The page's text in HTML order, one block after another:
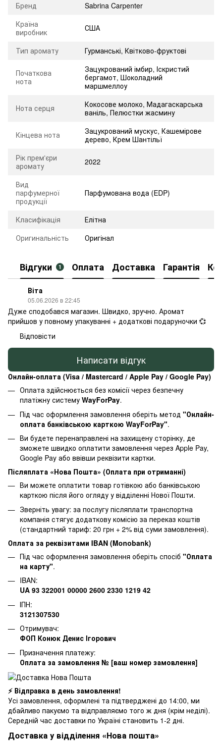
Бренд
Sabrina Carpenter
Країна
виробник
США
Тип аромату Гурманські, Квітково-фруктові
Початкова
нота
Зацукрований імбир, Іскристий
бергамот, Шоколадний
маршмеллоу
Нота серця Кокосове молоко, Мадагаскарська
ваніль, Пелюстки жасмину
Кінцева нота Зацукрований мускус, Кашемірове
дерево, Крем Шантільї
Рік прем'єри
аромату
2022
Вид
парфумерної
продукції
Парфумована вода (EDP)
Класифікація
Елітна
Оригинальність
Оригінал
Відгуки 1 Оплата Доставка Гарантія
Віта
05.06.2026 в 22:45
Дуже сподобався магазин. Швидко, зручно. Аромат
прийшов у повному упакуванні + додаткові подаруночки 💞
Відповісти
Написати відгук
Онлайн-оплата (Visa / Mastercard / Apple Pay / Google Pay)
Оплата здійснюється без комісії через безпечну
платіжну систему WayForPay.
Під час оформлення замовлення оберіть метод "Онлайн-
оплата банківською карткою WayForPay".
Ви будете перенаправлені на захищену сторінку, де
зможете швидко оплатити замовлення через Apple Pay,
Google Pay або ввівши реквізити картки.
Післяплата «Нова Пошта» (Оплата при отриманні)
Ви можете оплатити товар готівкою або банківською
карткою після його огляду у відділенні Нової Пошти.
Зверніть увагу: за послугу післяплати транспортна
компанія стягує додаткову комісію за переказ коштів
(стандартний тариф: 20 грн + 2% від суми замовлення).
Оплата за реквізитами IBAN (Monobank)
Під час оформлення замовлення оберіть спосіб "Оплата
на карту".
IBAN:
UA 93 322001 00000 2600 2330 1219 42
ІПН:
3121307530
Отримувач:
ФОП Конюк Денис Ігорович
Призначення платежу:
Оплата за замовлення № [ваш номер замовлення]
⚡ Відправка в день замовлення!
Усі замовлення, оформлені та підтверджені до 14:00, ми
дбайливо пакуємо та відправляємо того ж дня (крім неділі).
Середній час доставки по Україні становить 1-2 дні.
Доставка у відділення «Нова пошта»